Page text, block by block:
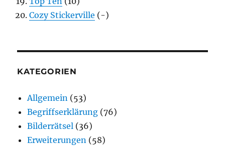
Cozy Stickerville (-)
KATEGORIEN
Allgemein (53)
Begriffserklärung (76)
Bilderrätsel (36)
Erweiterungen (58)